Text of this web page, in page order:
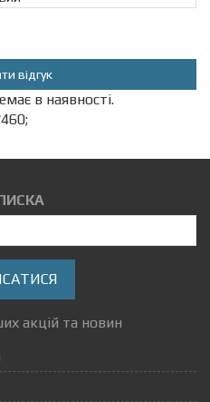
відгук
в наявності.
акцій та новин